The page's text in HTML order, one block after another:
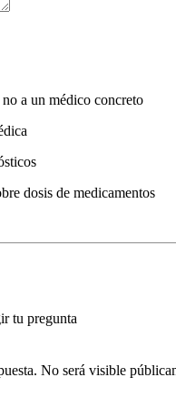
a un médico concreto
dosis de medicamentos
tu pregunta
No será visible